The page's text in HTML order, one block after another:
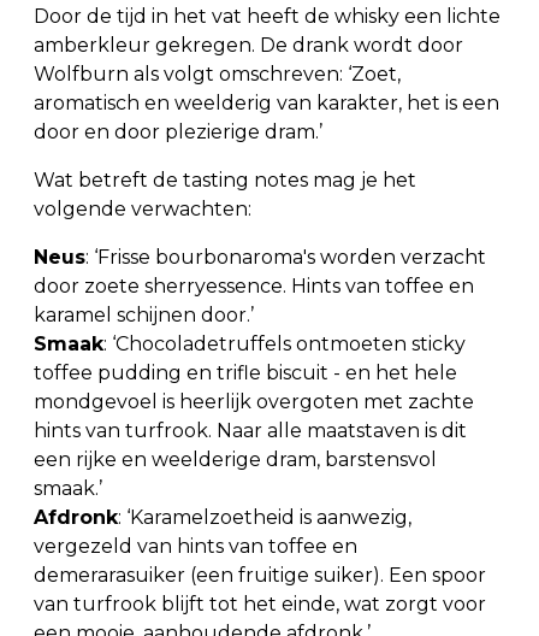
Door de tijd in het vat heeft de whisky een lichte
amberkleur gekregen. De drank wordt door
Wolfburn als volgt omschreven: ‘Zoet,
aromatisch en weelderig van karakter, het is een
door en door plezierige dram.’
Wat betreft de tasting notes mag je het
volgende verwachten:
Neus: ‘Frisse bourbonaroma's worden verzacht
door zoete sherryessence. Hints van toffee en
karamel schijnen door.’
Smaak: ‘Chocoladetruffels ontmoeten sticky
toffee pudding en trifle biscuit - en het hele
mondgevoel is heerlijk overgoten met zachte
hints van turfrook. Naar alle maatstaven is dit
een rijke en weelderige dram, barstensvol
smaak.’
Afdronk: ‘Karamelzoetheid is aanwezig,
vergezeld van hints van toffee en
demerarasuiker (een fruitige suiker). Een spoor
van turfrook blijft tot het einde, wat zorgt voor